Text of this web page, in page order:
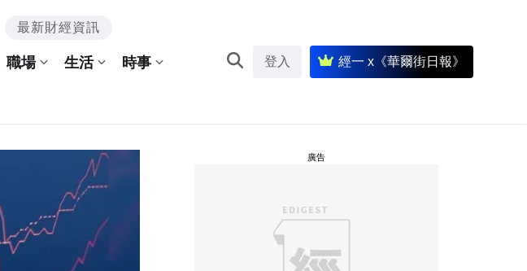
最新財經資訊
職場 生活 時事 登入 經一 x《華爾街日報》
廣告